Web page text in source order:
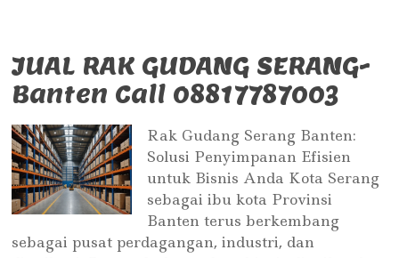
JUAL RAK GUDANG SERANG-
Banten Call 08817787003
Rak Gudang Serang Banten:
Solusi Penyimpanan Efisien
untuk Bisnis Anda Kota Serang
sebagai ibu kota Provinsi
Banten terus berkembang
sebagai pusat perdagangan, industri, dan